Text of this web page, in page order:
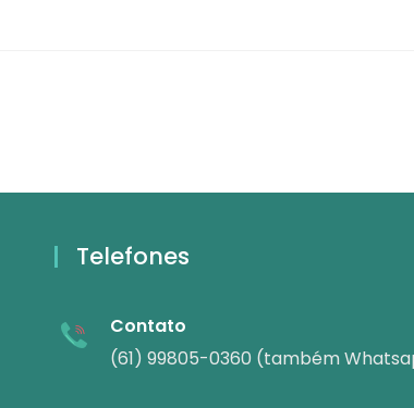
Telefones
Contato
(61) 99805-0360 (também